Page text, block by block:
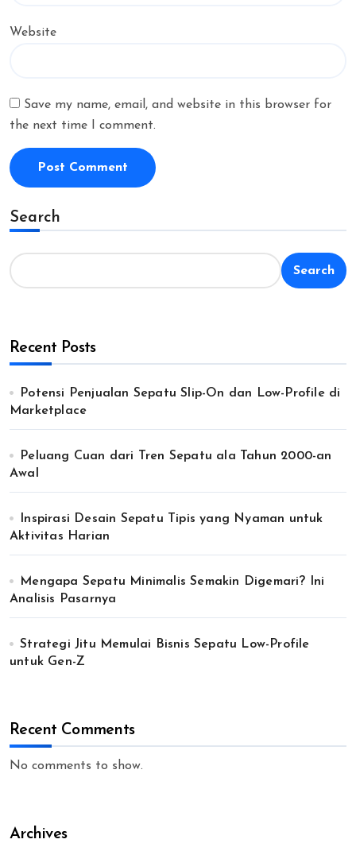
Website
Save my name, email, and website in this browser for
the next time I comment.
Search
Search
Recent Posts
Potensi Penjualan Sepatu Slip-On dan Low-Profile di
Marketplace
Peluang Cuan dari Tren Sepatu ala Tahun 2000-an
Awal
Inspirasi Desain Sepatu Tipis yang Nyaman untuk
Aktivitas Harian
Mengapa Sepatu Minimalis Semakin Digemari? Ini
Analisis Pasarnya
Strategi Jitu Memulai Bisnis Sepatu Low-Profile
untuk Gen-Z
Recent Comments
No comments to show.
Archives